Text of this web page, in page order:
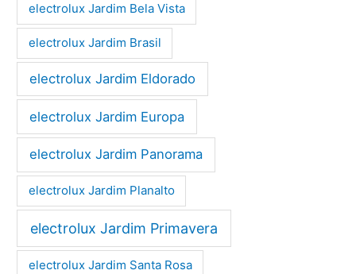
electrolux Jardim Bela Vista
electrolux Jardim Brasil
electrolux Jardim Eldorado
electrolux Jardim Europa
electrolux Jardim Panorama
electrolux Jardim Planalto
electrolux Jardim Primavera
electrolux Jardim Santa Rosa